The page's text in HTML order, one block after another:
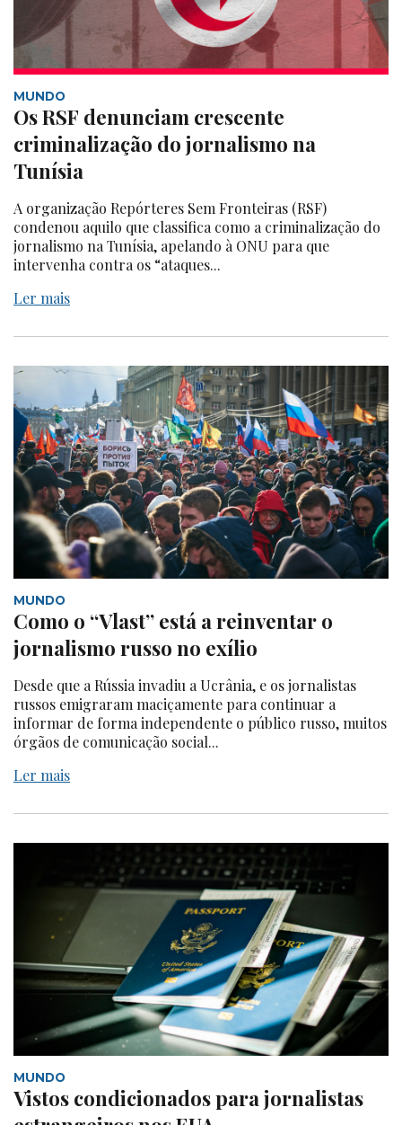
MUNDO
Os RSF denunciam crescente
criminalização do jornalismo na
Tunísia
A organização Repórteres Sem Fronteiras (RSF)
condenou aquilo que classifica como a criminalização do
jornalismo na Tunísia, apelando à ONU para que
intervenha contra os “ataques...
Ler mais
MUNDO
Como o “Vlast” está a reinventar o
jornalismo russo no exílio
Desde que a Rússia invadiu a Ucrânia, e os jornalistas
russos emigraram maciçamente para continuar a
informar de forma independente o público russo, muitos
órgãos de comunicação social...
Ler mais
MUNDO
Vistos condicionados para jornalistas